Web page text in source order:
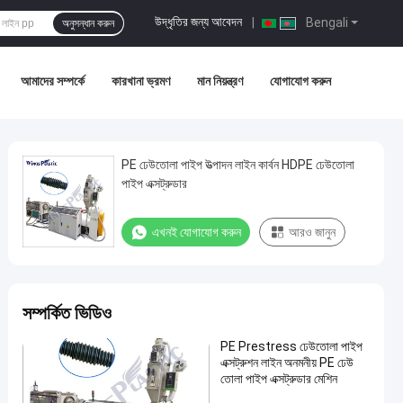
Bengali
উদ্ধৃতির জন্য আবেদন
অনুসন্ধান করুন
আমাদের সম্পর্কে কারখানা ভ্রমণ মান নিয়ন্ত্রণ যোগাযোগ করুন
PE ঢেউতোলা পাইপ উত্পাদন লাইন কার্বন HDPE ঢেউতোলা
পাইপ এক্সট্রুডার
এখনই যোগাযোগ করুন আরও জানুন
সম্পর্কিত ভিডিও
PE Prestress ঢেউতোলা পাইপ
এক্সট্রুশন লাইন অনমনীয় PE ঢেউ
তোলা পাইপ এক্সট্রুডার মেশিন